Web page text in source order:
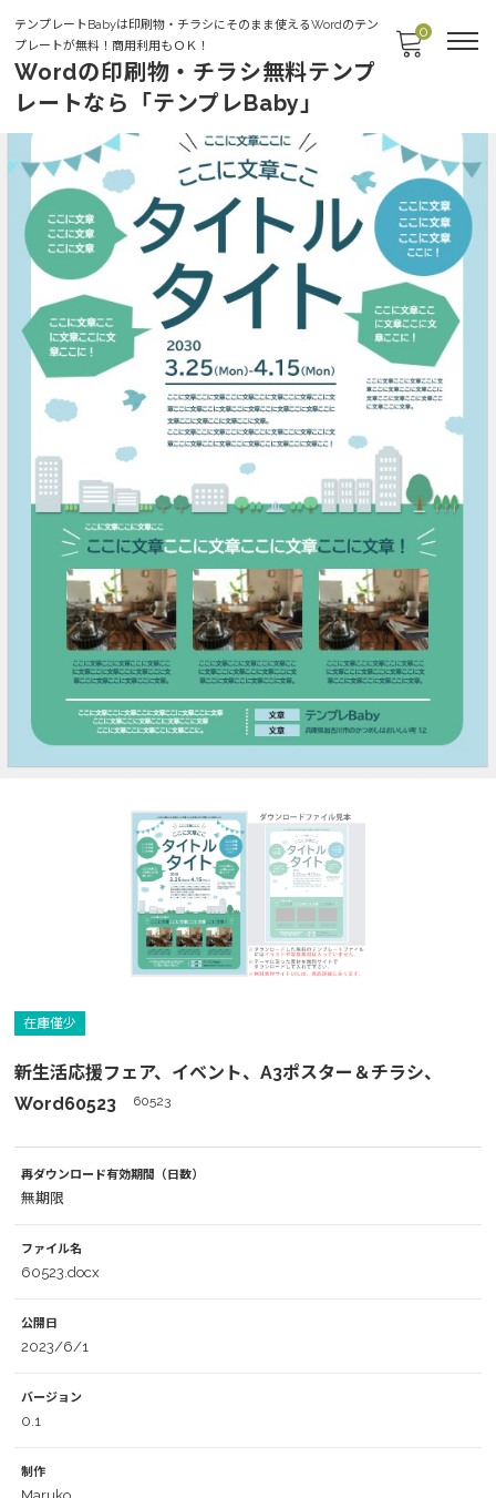
テンプレートBabyは印刷物・チラシにそのまま使えるWordのテン
プレートが無料！商用利用もＯＫ！
Wordの印刷物・チラシ無料テンプ
レートなら「テンプレBaby」
0
在庫僅少
新生活応援フェア、イベント、A3ポスター＆チラシ、
Word60523
60523
再ダウンロード有効期間（日数）
無期限
ファイル名
60523.docx
公開日
2023/6/1
バージョン
0.1
制作